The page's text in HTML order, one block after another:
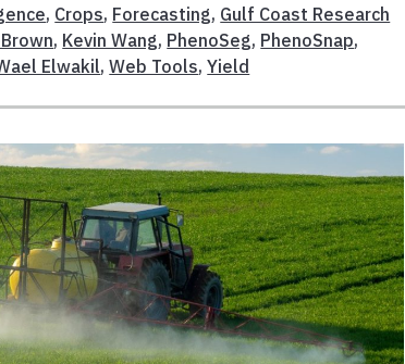
, Crops, Forecasting, Gulf Coast Research
, Kevin Wang, PhenoSeg, PhenoSnap,
Elwakil,Web Tools,Yield